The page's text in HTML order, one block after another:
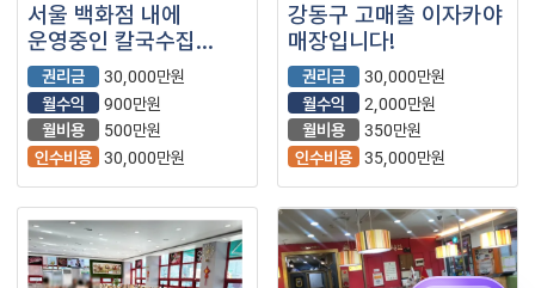
서울 백화점 내에
운영중인 칼국수집
양도양수 나왔습니다.
매출 꾸준한
매장입니다.
권리금
30,000만원
월수익
900만원
월비용
500만원
인수비용 30,000만원
강동구 고매출 이자카야
매장입니다!
권리금
30,000만원
월수익
2,000만원
월비용
350만원
인수비용 35,000만원